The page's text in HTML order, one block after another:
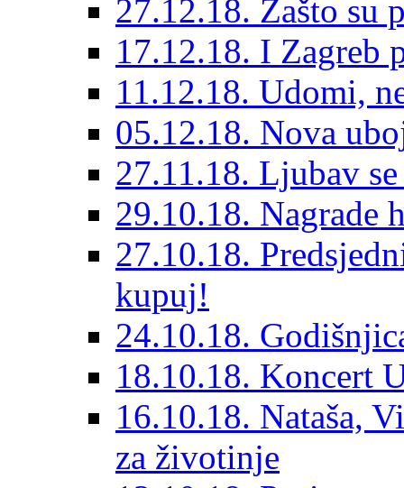
27.12.18. Zašto su
17.12.18. I Zagreb
11.12.18. Udomi,
05.12.18. Nova
27.11.18. Ljubav
29.10.18. Nagrade
27.10.18.
kupuj!
24.10.18.
18.10.18. Koncert
16.10.18. Nataša,
za životinje